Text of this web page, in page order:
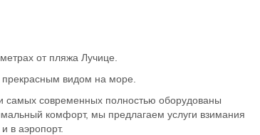
от пляжа Лучице.
прекрасным видом на море.
современных полностью оборудованы
комфорт, мы предлагаем услуги взимания
в аэропорт.